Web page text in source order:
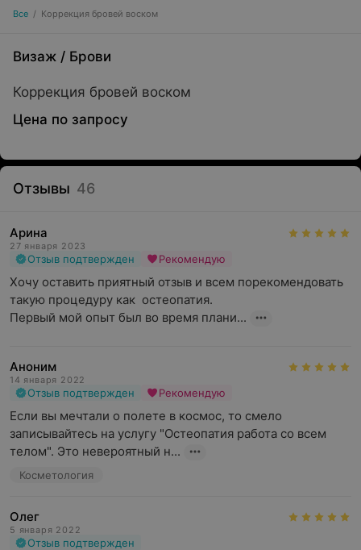
Все / Коррекция бровей воском
Визаж / Брови
Коррекция бровей воском
Цена по запросу
Отзывы 46
Арина
27 января 2023
Отзыв подтвержден Рекомендую
Хочу оставить приятный отзыв и всем порекомендовать
такую процедуру как  остеопатия.
Первый мой опыт был во время плани...
Аноним
14 января 2022
Отзыв подтвержден Рекомендую
Если вы мечтали о полете в космос, то смело
записывайтесь на услугу "Остеопатия работа со всем
телом". Это невероятный н...
Косметология
Олег
5 января 2022
Отзыв подтвержден